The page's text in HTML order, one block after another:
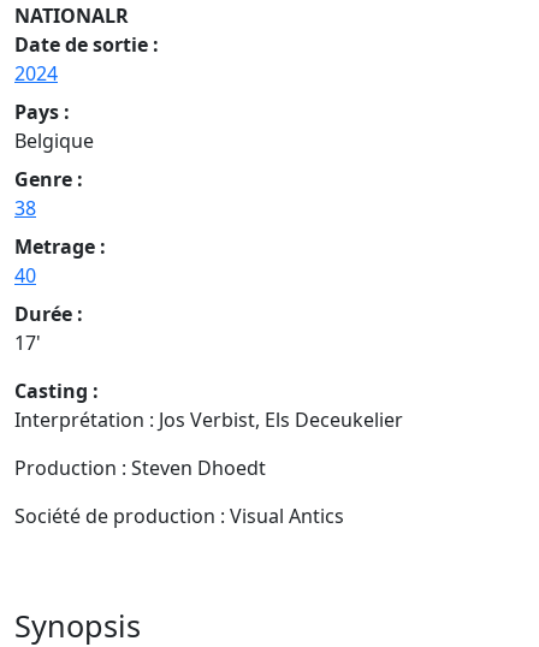
NATIONALR
Date de sortie :
2024
Pays :
Belgique
Genre :
38
Metrage :
40
Durée :
17'
Casting :
Interprétation : Jos Verbist, Els Deceukelier
Production : Steven Dhoedt
Société de production : Visual Antics
Synopsis